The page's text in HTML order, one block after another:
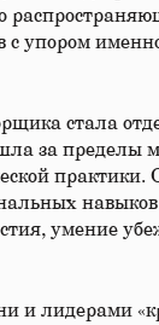
с упором
стала
за пределы
практики.
умение
и лидерами